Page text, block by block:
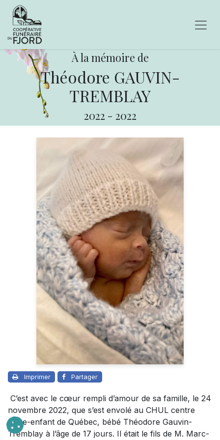
À la mémoire de
Théodore GAUVIN-
TREMBLAY
2022 - 2022
Imprimer Partager
C’est avec le cœur rempli d’amour de sa famille, le 24
novembre 2022, que s’est envolé au CHUL centre
mère-enfant de Québec, bébé Théodore Gauvin-
Tremblay à l’âge de 17 jours. Il était le fils de M. Marc-